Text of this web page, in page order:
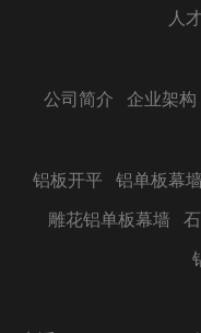
人
公司简介 企业架构
铝板开平 铝单板幕
雕花铝单板幕墙